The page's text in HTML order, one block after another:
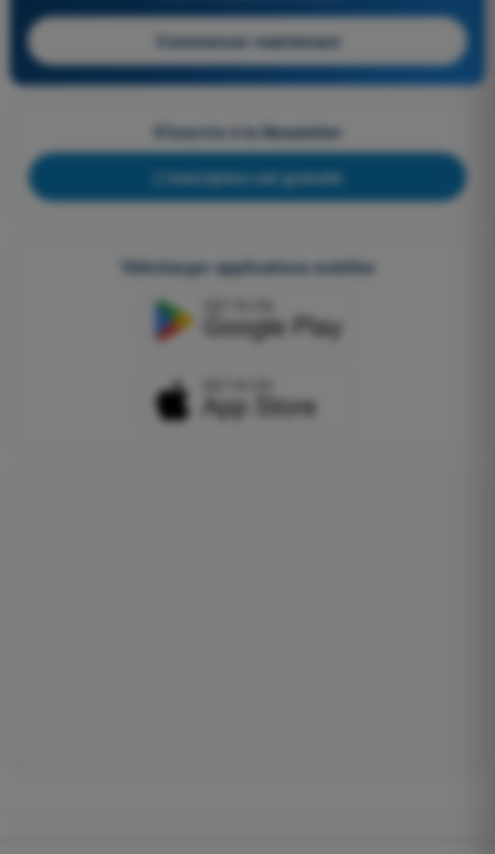
Commencer maintenant
S'inscrire à la Newsletter
L'inscription est gratuite
Télécharger applications mobiles